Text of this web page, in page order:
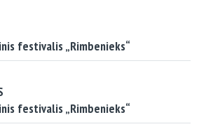
festivalis „Rimbenieks“
festivalis „Rimbenieks“